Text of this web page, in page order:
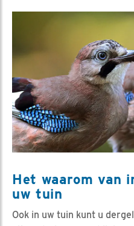
Het waarom van
uw tuin
Ook in uw tuin kunt u